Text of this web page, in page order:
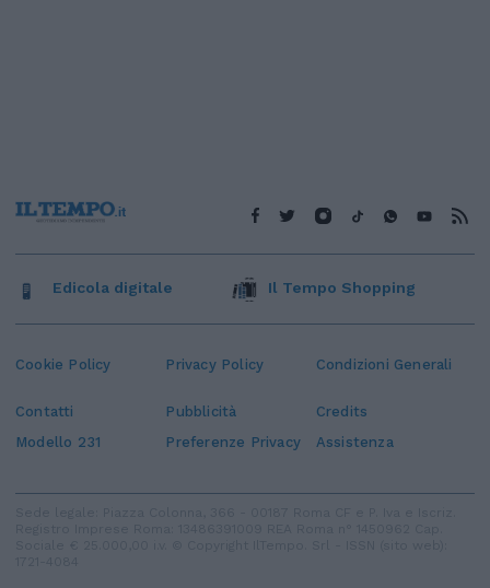
Cookie Policy Privacy Policy Condizioni Generali
Contatti Pubblicità
Credits
Modello 231
Preferenze Privacy Assistenza
Edicola digitale Il Tempo Shopping